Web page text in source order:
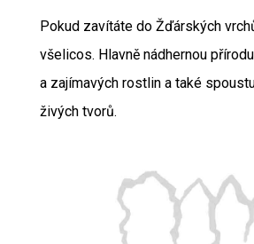
Pokud zavítáte do Žďárských
všelicos. Hlavně nádhernou
a zajímavých rostlin a také
živých tvorů.